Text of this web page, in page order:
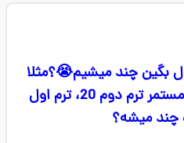
بگین چند میشیم😭؟مثلا
اگه ترم دوم گرفته باشی 17،مستمر ترم دوم 20، ترم اول